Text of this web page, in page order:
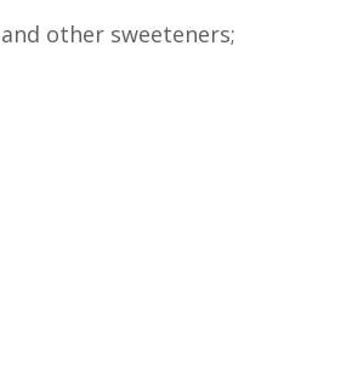
other sweeteners;